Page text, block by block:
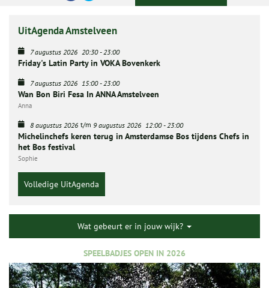
UitAgenda Amstelveen
7 augustus 2026 20:30- 23:00
Friday's Latin Party in VOKA Bovenkerk
7 augustus 2026 15:00- 23:00
Wan Bon Biri Fesa In ANNA Amstelveen
Anna
8 augustus 2026 t/m 9 augustus 2026 12:00- 23:00
Michelinchefs keren terug in Amsterdamse Bos tijdens Chefs in
het Bos festival
Sophie
Volledige UitAgenda
Wat gebeurt er in jouw wijk?
SPEELBADJES OPEN IN 2026